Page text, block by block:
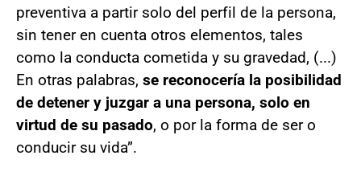
preventiva a partir solo del perfil de la persona,
sin tener en cuenta otros elementos, tales
como la conducta cometida y su gravedad, (...)
En otras palabras, se reconocería la posibilidad
de detener y juzgar a una persona, solo en
virtud de su pasado, o por la forma de ser o
conducir su vida”.